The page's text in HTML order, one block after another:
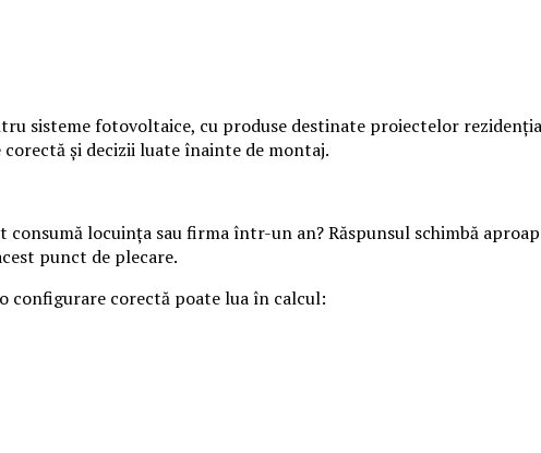
sisteme fotovoltaice, cu produse destinate proiectelor
și decizii luate înainte de montaj.
locuința sau firma într-un an? Răspunsul schimbă
punct de plecare.
configurare corectă poate lua în calcul: